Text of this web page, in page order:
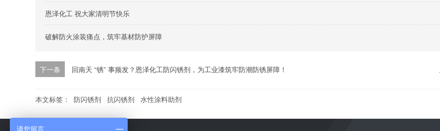
恩泽化工 祝大家清明节快乐
破解防火涂装痛点，筑牢基材防护屏障
下一条 回南天 “锈” 事频发？恩泽化工防闪锈剂，为工业漆筑牢防潮防锈屏障！
本文标签： 防闪锈剂 抗闪锈剂 水性涂料助剂
请您留言